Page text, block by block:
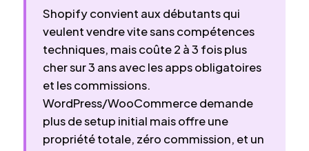
Shopify convient aux débutants qui
veulent vendre vite sans compétences
techniques, mais coûte 2 à 3 fois plus
cher sur 3 ans avec les apps obligatoires
et les commissions.
WordPress/WooCommerce demande
plus de setup initial mais offre une
propriété totale, zéro commission, et un